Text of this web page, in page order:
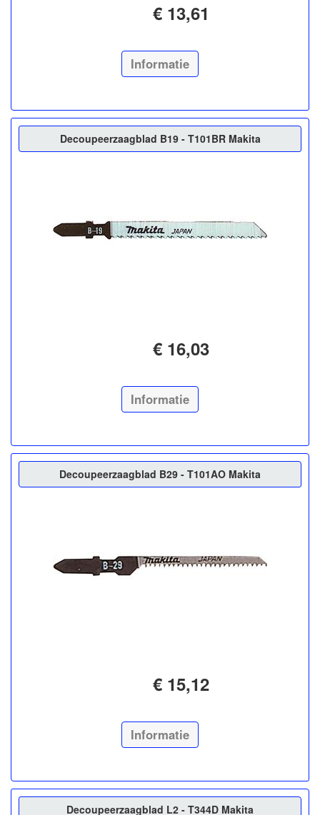
€ 13,61
Informatie
Decoupeerzaagblad B19 - T101BR Makita
€ 16,03
Informatie
Decoupeerzaagblad B29 - T101AO Makita
€ 15,12
Informatie
Decoupeerzaagblad L2 - T344D Makita